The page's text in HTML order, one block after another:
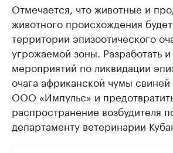
Отмечается, что животные и
животного происхождения
территории эпизоотического
угрожаемой зоны. Разработать и
мероприятий по ликвидации
очага африканской чумы
ООО «Импульс» и
распространение возбудителя
департаменту ветеринарии